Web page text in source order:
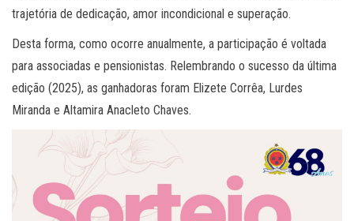
trajetória de dedicação, amor incondicional e superação.
Desta forma, como ocorre anualmente, a participação é voltada
para associadas e pensionistas. Relembrando o sucesso da última
edição (2025), as ganhadoras foram Elizete Corrêa, Lurdes
Miranda e Altamira Anacleto Chaves.